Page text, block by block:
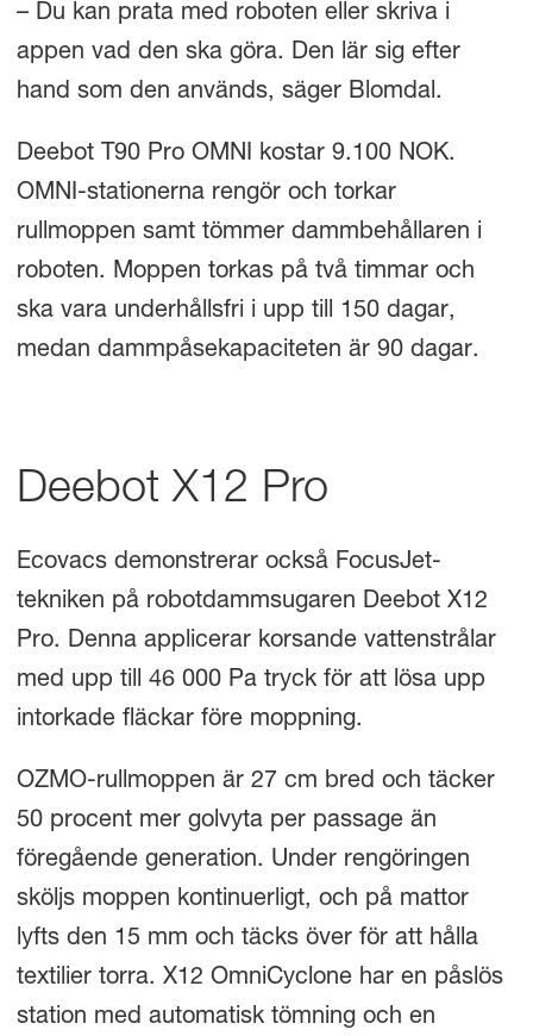
– Du kan prata med roboten eller skriva i
appen vad den ska göra. Den lär sig efter
hand som den används, säger Blomdal.
Deebot T90 Pro OMNI kostar 9.100 NOK.
OMNI-stationerna rengör och torkar
rullmoppen samt tömmer dammbehållaren i
roboten. Moppen torkas på två timmar och
ska vara underhållsfri i upp till 150 dagar,
medan dammpåsekapaciteten är 90 dagar.
Deebot X12 Pro
Ecovacs demonstrerar också FocusJet-
tekniken på robotdammsugaren Deebot X12
Pro. Denna applicerar korsande vattenstrålar
med upp till 46 000 Pa tryck för att lösa upp
intorkade fläckar före moppning.
OZMO-rullmoppen är 27 cm bred och täcker
50 procent mer golvyta per passage än
föregående generation. Under rengöringen
sköljs moppen kontinuerligt, och på mattor
lyfts den 15 mm och täcks över för att hålla
textilier torra. X12 OmniCyclone har en påslös
station med automatisk tömning och en